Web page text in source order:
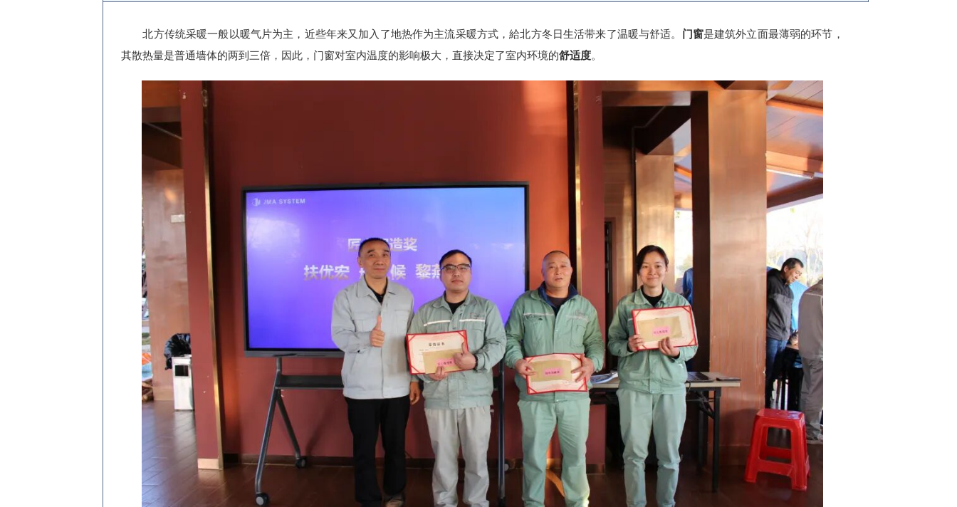
北方传统采暖一般以暖气片为主，近些年来又加入了地热作为主流采暖方式，給北方冬日生活带来了温暖与舒适。 门窗是建筑外立面最薄弱的环节，
其散热量是普通墙体的两到三倍，因此，门窗对室内温度的影响极大，直接决定了室内环境的舒适度。